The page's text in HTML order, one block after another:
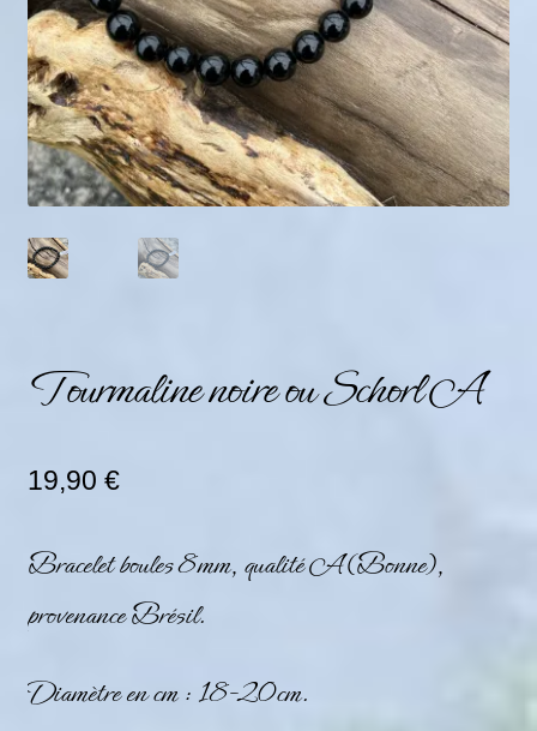
Carte Cadeau
Qui suis-je ?
Avis clients
Mon compte
Panier
Tourmaline noire ou Schorl A
19,90 €
Bracelet boules 8mm, qualité A (Bonne),
provenance Brésil.
Diamètre en cm : 18-20cm.